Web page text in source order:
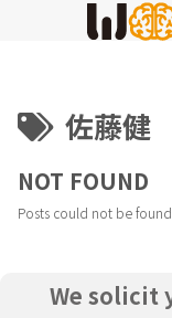
佐藤健
NOT FOUND
Posts could not be found.
We solicit